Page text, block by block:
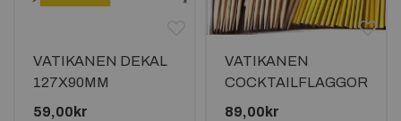
VATIKANEN DEKAL
127X90MM
59,00kr
VATIKANEN
COCKTAILFLAGGOR
100st
89,00kr